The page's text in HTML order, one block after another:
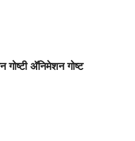
गोष्टी अ‍ॅनिमेशन गोष्ट